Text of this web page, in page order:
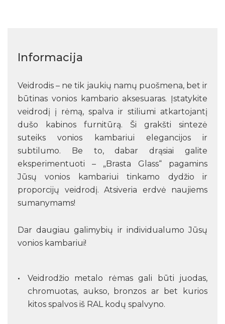
Informacija
Veidrodis – ne tik jaukių namų puošmena, bet ir
būtinas vonios kambario aksesuaras. Įstatykite
veidrodį į rėmą, spalva ir stiliumi atkartojantį
dušo kabinos furnitūrą. Ši grakšti sintezė
suteiks vonios kambariui elegancijos ir
subtilumo. Be to, dabar drąsiai galite
eksperimentuoti – „Brasta Glass“ pagamins
Jūsų vonios kambariui tinkamo dydžio ir
proporcijų veidrodį. Atsiveria erdvė naujiems
sumanymams!
Dar daugiau galimybių ir individualumo Jūsų
vonios kambariui!
Veidrodžio metalo rėmas gali būti juodas,
chromuotas, aukso, bronzos ar bet kurios
kitos spalvos iš RAL kodų spalvyno.